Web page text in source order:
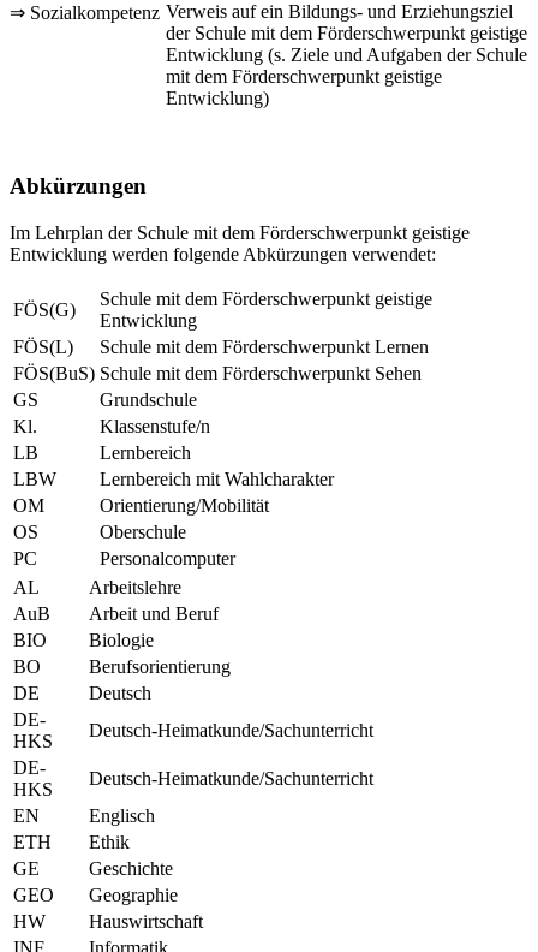
⇒ Sozialkompetenz Verweis auf ein Bildungs- und Erziehungsziel
der Schule mit dem Förderschwerpunkt geistige
Entwicklung (s. Ziele und Aufgaben der Schule
mit dem Förderschwerpunkt geistige
Entwicklung)
Abkürzungen
Im Lehrplan der Schule mit dem Förderschwerpunkt geistige
Entwicklung werden folgende Abkürzungen verwendet:
FÖS(G)
Schule mit dem Förderschwerpunkt geistige
Entwicklung
FÖS(L)
Schule mit dem Förderschwerpunkt Lernen
FÖS(BuS) Schule mit dem Förderschwerpunkt Sehen
GS
Grundschule
Kl.
Klassenstufe/n
LB
Lernbereich
LBW
Lernbereich mit Wahlcharakter
OM
Orientierung/Mobilität
OS
Oberschule
PC
Personalcomputer
AL
Arbeitslehre
AuB
Arbeit und Beruf
BIO
Biologie
BO
Berufsorientierung
DE
Deutsch
DE-
HKS
Deutsch-Heimatkunde/Sachunterricht
DE-
HKS
Deutsch-Heimatkunde/Sachunterricht
EN
Englisch
ETH
Ethik
GE
Geschichte
GEO
Geographie
HW
Hauswirtschaft
INF
Informatik